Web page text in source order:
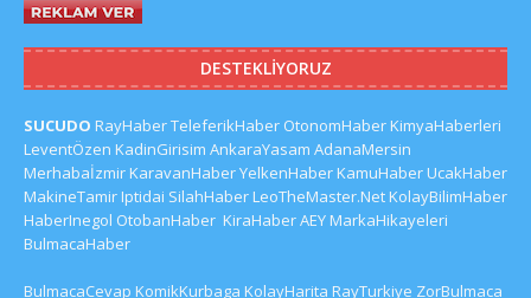
DESTEKLIYORUZ
SUCUDO RayHaberTeleferikHaber OtonomHaberKimyaHaberleri
LeventÖzen KadinGirisim AnkaraYasam AdanaMersin
MerhabaİzmirKaravanHaberYelkenHaberKamuHaberUcakHaber
MakineTamirIptidai SilahHaberLeoTheMaster.NetKolayBilimHaber
HaberInegol OtobanHaber KiraHaberAEYMarkaHikayeleri
BulmacaHaber
BulmacaCevap KomikKurbaga KolayHarita RayTurkiye ZorBulmaca